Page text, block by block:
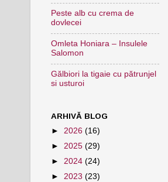
Peste alb cu crema de
dovlecei
Omleta Honiara – Insulele
Salomon
Gălbiori la tigaie cu pătrunjel
si usturoi
ARHIVĂ BLOG
► 2026 (16)
► 2025 (29)
► 2024 (24)
► 2023 (23)